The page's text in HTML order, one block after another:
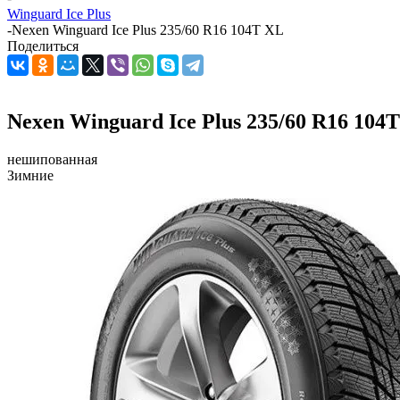
Winguard Ice Plus
-Nexen Winguard Ice Plus 235/60 R16 104T XL
Поделиться
Nexen Winguard Ice Plus 235/60 R16
нешипованная
Зимние